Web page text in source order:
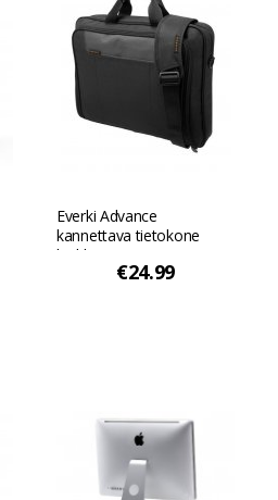
Everki Advance
kannettava tietokone
laukku - 11.6" - Musta
€24.99